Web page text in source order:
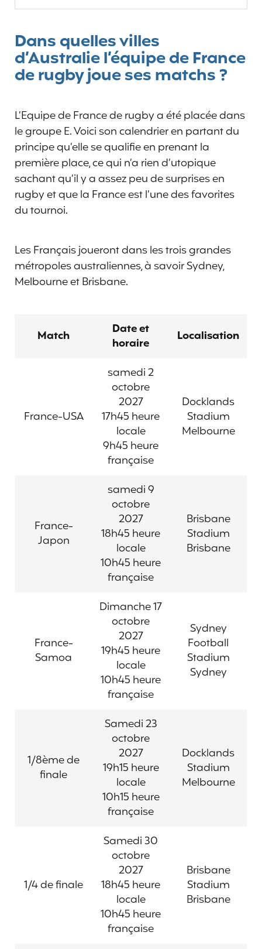
Dans quelles villes
d’Australie l’équipe de France
de rugby joue ses matchs ?
L’Equipe de France de rugby a été placée dans
le groupe E. Voici son calendrier en partant du
principe qu’elle se qualifie en prenant la
première place, ce qui n’a rien d’utopique
sachant qu’il y a assez peu de surprises en
rugby et que la France est l’une des favorites
du tournoi.
Les Français joueront dans les trois grandes
métropoles australiennes, à savoir Sydney,
Melbourne et Brisbane.
Match
Date et
horaire
Localisation
France-USA
samedi 2
octobre
2027
17h45 heure
locale
9h45 heure
française
Docklands
Stadium
Melbourne
France-
Japon
samedi 9
octobre
2027
18h45 heure
locale
10h45 heure
française
Brisbane
Stadium
Brisbane
France-
Samoa
Dimanche 17
octobre
2027
19h45 heure
locale
10h45 heure
française
Sydney
Football
Stadium
Sydney
1/8ème de
finale
Samedi 23
octobre
2027
19h15 heure
locale
10h15 heure
française
Docklands
Stadium
Melbourne
1/4 de finale
Samedi 30
octobre
2027
18h45 heure
locale
10h45 heure
française
Brisbane
Stadium
Brisbane